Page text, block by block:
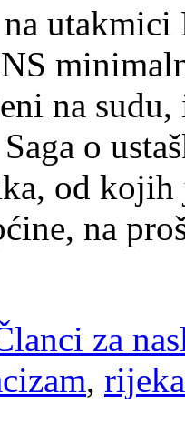
na
o
od kojih
na
za
, rijeka